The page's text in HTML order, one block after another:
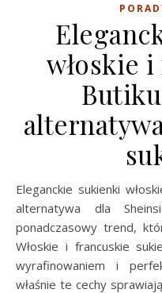
włoskie
Eleganckie sukienki włoskie i francuskie z Butiku – modna
alternatywa dla
ponadczasowy trend,
Włoskie i francuskie
wyrafinowaniem i
właśnie te cechy